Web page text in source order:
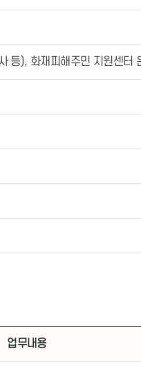
등), 화재피해주민 지원센터
업무내용